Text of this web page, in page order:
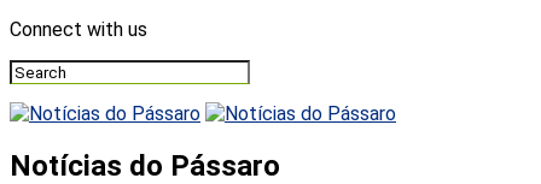
Connect with us
Notícias do Pássaro